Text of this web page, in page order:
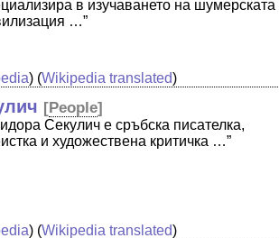
в изучаването на шумерската
…”
) (Wikipedia translated)
[People]
Секулич е сръбска писателка,
и художествена критичка …”
) (Wikipedia translated)